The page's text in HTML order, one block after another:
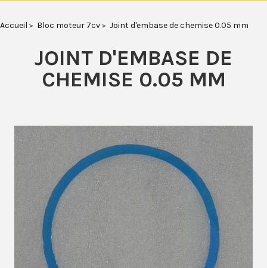
Accueil Bloc moteur 7cv Joint d'embase de chemise 0.05 mm
JOINT D'EMBASE DE
CHEMISE 0.05 MM